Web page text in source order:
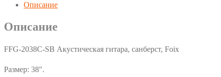
Описание
Описание
FFG-2038C-SB Акустическая гитара, санберст, Foix
Размер: 38″.